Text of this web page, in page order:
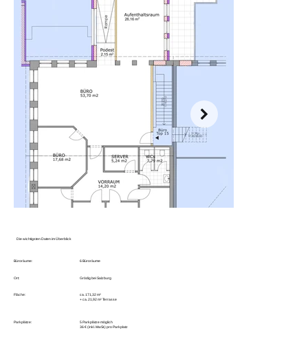
Die wichtigsten Daten im Überblick
Büroräume:
Ort:
Fläche:
Parkplätze:
6 Büroräume
Grödig bei Salzburg
ca. 171,32 m²
+ ca. 21,92 m² Terrasse
5 Parkplätze möglich
36 € (inkl. MwSt.) pro Parkplatz